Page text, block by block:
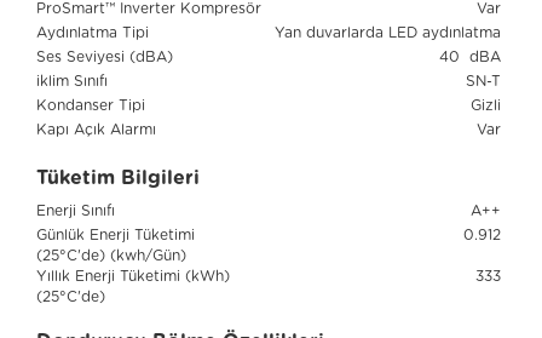
ProSmart™ Inverter Kompresör
Var
Aydınlatma Tipi
Yan duvarlarda LED aydınlatma
Ses Seviyesi (dBA)
40 dBA
iklim Sınıfı
SN-T
Kondanser Tipi
Gizli
Kapı Açık Alarmı
Var
Tüketim Bilgileri
Enerji Sınıfı
A++
Günlük Enerji Tüketimi
(25°C'de) (kwh/Gün)
0.912
Yıllık Enerji Tüketimi (kWh)
(25°C'de)
333